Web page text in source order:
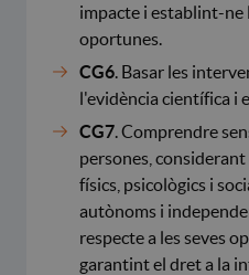
impacte i establint-ne
oportunes.
CG6 . Basar les
l'evidència científica i
CG7 . Comprendre
persones, considerant
físics, psicològics i
autònoms i
respecte a les seves
garantint el dret a la